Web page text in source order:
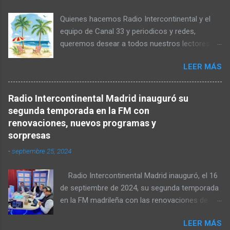
Quienes hacemos Radio Intercontinental y el
equipo de Canal 33 y periodicos y redes,
queremos desear a todos nuestros lectores y
descanso (y cargar las pilas) nuestras oficinas
y redacción permanecerán cerradas hasta el 25
de agosto inclusive. Gracias por
acompañarnos otra temporada. Radio
Intercontinental viene fuerte en septiembre.
Seguro!!! Pincha aquí y sigue su emisión
de tu dial.
LEER MÁS
Radio Intercontinental Madrid inauguró su
segunda temporada en la FM con
renovaciones, nuevos programas y
sorpresas
-septiembre 25, 2024
Radio Intercontinental Madrid inauguró, el 16
de septiembre de 2024, su segunda temporada
en la FM madrileña con las renovaciones de
LEER MÁS